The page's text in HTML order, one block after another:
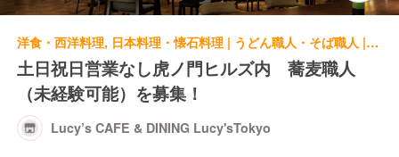
洋食・西洋料理, 日本料理・懐石料理 | うどん職人・そば職人 | Lucy’s CAFE & DINING Lucy'sTokyo
土日祝日営業なし虎ノ門ヒルズ内 蕎麦職人
（未経験可能）を募集！
Lucy’s CAFE & DINING Lucy'sTokyo